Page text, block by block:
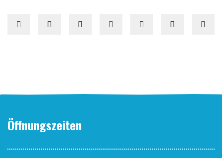
Öffnungszeiten